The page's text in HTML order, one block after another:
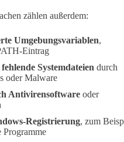
zählen außerdem:
Umgebungsvariablen,
Eintrag
Systemdateien durch
oder Malware
Antivirensoftware oder
Registrierung, zum
Programme